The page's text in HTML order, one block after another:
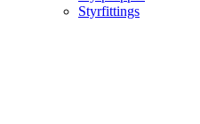
Styrfittings